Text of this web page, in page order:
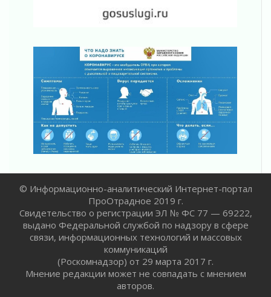
02 августа 2026
В Ивангороде назвали новых почетных
граждан Ленинградской области
02 августа 2026
Готовность №1
02 августа 2026
Километровые столбы «Дороги жизни»
отправили на реставрацию
Ленобласть внедрила передовую подготовку
операторов БПЛА
В Ивангороде появилась «Избушка-
воробушка»
02 августа 2026
Юхла, мука, кантеле и Водяной
01 августа 2026
Лето катится с горки
© Информационно-аналитический Интернет-портал
ПроОтрадное 2019 г.
Свидетельство о регистрации ЭЛ № ФС 77 — 69222,
выдано Федеральной службой по надзору в сфере
связи, информационных технологий и массовых
коммуникаций
(Роскомнадзор) от 29 марта 2017 г.
Мнение редакции может не совпадать с мнением
авторов.